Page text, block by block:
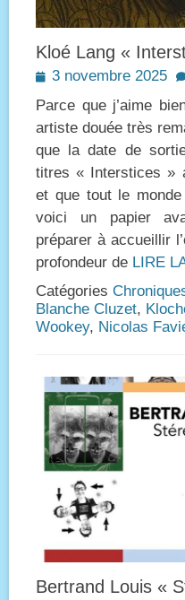
Kloé Lang «
Posted
3 novembre 2025
Parce que j’aime
artiste douée très
que la date de
titres « Interstices »
et que tout le
voici un papier
préparer à accueillir
profondeur de LIRE
Catégories
Blanche Cluzet,
Wookey, Nicolas
Bertrand Louis «